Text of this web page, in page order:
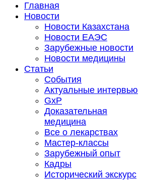
Главная
Новости
Новости Казахстана
Новости ЕАЭС
Зарубежные новости
Новости медицины
Статьи
События
Актуальные интервью
GxP
Доказательная
медицина
Все о лекарствах
Мастер-классы
Зарубежный опыт
Кадры
Исторический экскурс